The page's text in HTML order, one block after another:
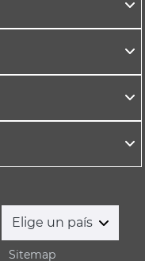
Elige un país
Sitemap